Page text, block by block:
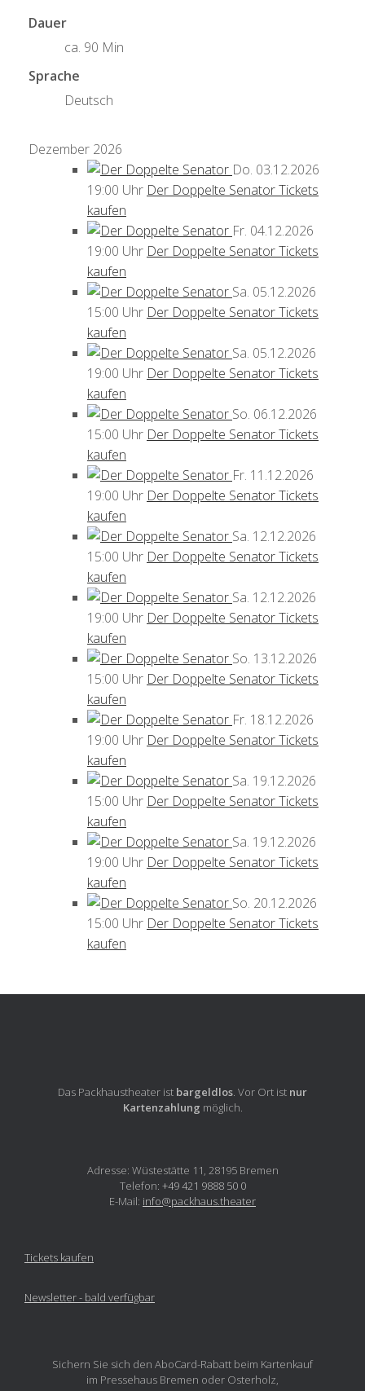
Dauer
ca. 90 Min
Sprache
Deutsch
Dezember 2026
Do. 03.12.2026
19:00 Uhr Der Doppelte SenatorTickets
kaufen
Fr. 04.12.2026
19:00 Uhr Der Doppelte SenatorTickets
kaufen
Sa. 05.12.2026
15:00 Uhr Der Doppelte SenatorTickets
kaufen
Sa. 05.12.2026
19:00 Uhr Der Doppelte SenatorTickets
kaufen
So. 06.12.2026
15:00 Uhr Der Doppelte SenatorTickets
kaufen
Fr. 11.12.2026
19:00 Uhr Der Doppelte SenatorTickets
kaufen
Sa. 12.12.2026
15:00 Uhr Der Doppelte SenatorTickets
kaufen
Sa. 12.12.2026
19:00 Uhr Der Doppelte SenatorTickets
kaufen
So. 13.12.2026
15:00 Uhr Der Doppelte SenatorTickets
kaufen
Fr. 18.12.2026
19:00 Uhr Der Doppelte SenatorTickets
kaufen
Sa. 19.12.2026
15:00 Uhr Der Doppelte SenatorTickets
kaufen
Sa. 19.12.2026
19:00 Uhr Der Doppelte SenatorTickets
kaufen
So. 20.12.2026
15:00 Uhr Der Doppelte SenatorTickets
kaufen
Das Packhaustheater ist bargeldlos. Vor Ort ist nur
Kartenzahlung möglich.
Adresse: Wüstestätte 11, 28195 Bremen
Telefon: +49 421 9888 50 0
E-Mail: info@packhaus.theater
Tickets kaufen
Newsletter - bald verfügbar
Sichern Sie sich den AboCard-Rabatt beim Kartenkauf
im Pressehaus Bremen oder Osterholz,